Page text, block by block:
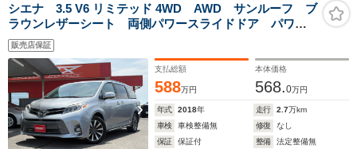
シエナ 3.5 V6 リミテッド 4WD AWD サンルーフ ブ
ラウンレザーシート 両側パワースライドドア パワー
バックドア オットマン カロッェリアナビ 地デジ
TV トヨタセーフティセンス
販売店保証
支払総額
588万円
本体価格
568.0万円
年式 2018年 走行 2.7万km
車検
車検整備無 修復
なし
保証
保証付 整備
法定整備無